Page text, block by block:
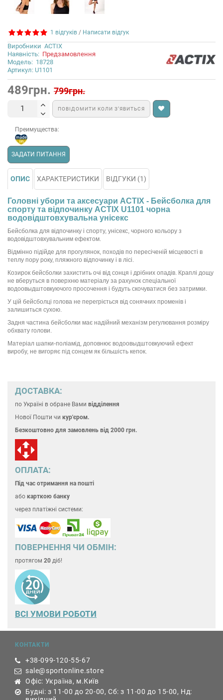
1 відгуків / Написати відгук
Виробники ACTIX
Наявність: Предзамовлення
Модель: 18728
Артикул: U1101
489грн. 799грн.
ПОВІДОМИТИ КОЛИ З’ЯВИТЬСЯ
Преимущества:
ЗАДАТИ ПИТАННЯ
ОПИС ХАРАКТЕРИСТИКИ ВІДГУКИ (1)
Головні убори та аксесуари ACTIX - Бейсболка для
спорту та відпочинку ACTIX U1101 чорна
водовідштовхувальна унісекс
Бейсболка для відпочинку і спорту, унісекс, чорного кольору з
водовідштовхувальним ефектом.
Відмінно підійде для прогулянок, походів по пересіченій місцевості в
теплу пору року, пляжного відпочинку і в лісі.
Козирок бейсболки захистить очі від сонця і дрібних опадів. Краплі дощу
не вберуться в поверхню матеріалу за рахунок спеціальної
водоовыдштовкуючого просочення і будуть скочуватися без затримки.
У цій бейсболці голова не перегріється від сонячних променів і
залишиться сухою.
Задня частина бейсболки має надійний механізм регулювання розміру
обхвату голови.
Матеріал шапки-поліамід, доповнює водоовыдштовкуючий ефект
виробу, не вигоряє під сонцем як більшість кепок.
ДОСТАВКА:
по Україні в обране Вами відділення
Нової Пошти чи кур'єром.
Безкоштовно для замовлень від 2000 грн.
ОПЛАТА:
Під час отримання на пошті
або карткою банку
через платіжні системи:
ПОВЕРНЕННЯ ЧИ ОБМІН:
протягом 20 діб!
ВСІ УМОВИ РОБОТИ
КОНТАКТИ
+38-099-120-55-67
sale@sportonline.store
Офіс: Україна, м.Київ
Будні: з 11-00 до 20-00, Сб: з 11-00 до 15-00, Нд: